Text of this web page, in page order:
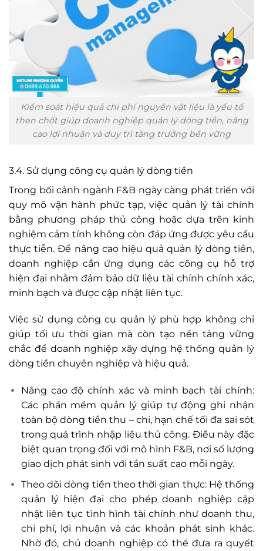
Kiểm soát hiệu quả chi phí nguyên vật liệu là yếu tố
then chốt giúp doanh nghiệp quản lý dòng tiền, nâng
cao lợi nhuận và duy trì tăng trưởng bền vững
3.4. Sử dụng công cụ quản lý dòng tiền
Trong bối cảnh ngành F&B ngày càng phát triển với
quy mô vận hành phức tạp, việc quản lý tài chính
bằng phương pháp thủ công hoặc dựa trên kinh
nghiệm cảm tính không còn đáp ứng được yêu cầu
thực tiễn. Để nâng cao hiệu quả quản lý dòng tiền,
doanh nghiệp cần ứng dụng các công cụ hỗ trợ
hiện đại nhằm đảm bảo dữ liệu tài chính chính xác,
minh bạch và được cập nhật liên tục.
Việc sử dụng công cụ quản lý phù hợp không chỉ
giúp tối ưu thời gian mà còn tạo nền tảng vững
chắc để doanh nghiệp xây dựng hệ thống quản lý
dòng tiền chuyên nghiệp và hiệu quả.
Nâng cao độ chính xác và minh bạch tài chính:
Các phần mềm quản lý giúp tự động ghi nhận
toàn bộ dòng tiền thu – chi, hạn chế tối đa sai sót
trong quá trình nhập liệu thủ công. Điều này đặc
biệt quan trọng đối với mô hình F&B, nơi số lượng
giao dịch phát sinh với tần suất cao mỗi ngày.
Theo dõi dòng tiền theo thời gian thực: Hệ thống
quản lý hiện đại cho phép doanh nghiệp cập
nhật liên tục tình hình tài chính như doanh thu,
chi phí, lợi nhuận và các khoản phát sinh khác.
Nhờ đó, chủ doanh nghiệp có thể đưa ra quyết